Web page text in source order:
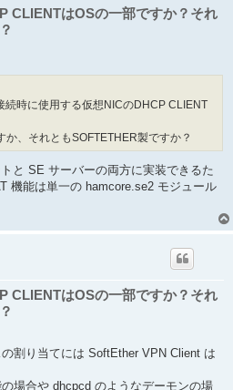
CLIENTはOSの一部ですか？それ
続時に使用する仮想NICのDHCP CLIENT
、それともSOFTETHER製ですか？
と SE サーバーの両方に実装できるた
機能は単一の hamcore.se2 モジュール
CLIENTはOSの一部ですか？それ
割り当てには SoftEther VPN Client は
場合や dhcpcd のようなデーモンの場